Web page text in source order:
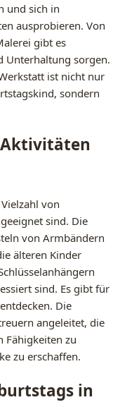
und sich in
ausprobieren. Von
gibt es
Unterhaltung sorgen.
ist nicht nur
sondern
Aktivitäten
von
sind. Die
von Armbändern
älteren Kinder
sind. Es gibt für
Die
angeleitet, die
Fähigkeiten zu
zu erschaffen.
in